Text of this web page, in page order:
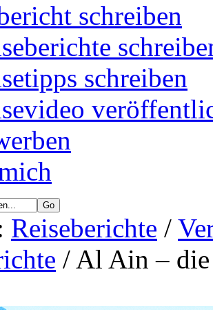
schreiben
schreiben
Reiseberichte /
/ Al Ain – die